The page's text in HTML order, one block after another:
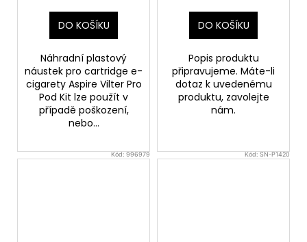
DO KOŠÍKU
Náhradní plastový
náustek pro cartridge e-
cigarety Aspire Vilter Pro
Pod Kit lze použít v
případě poškození,
nebo...
DO KOŠÍKU
Popis produktu
připravujeme. Máte-li
dotaz k uvedenému
produktu, zavolejte
nám.
Kód:996979 Kód:SN-P1420